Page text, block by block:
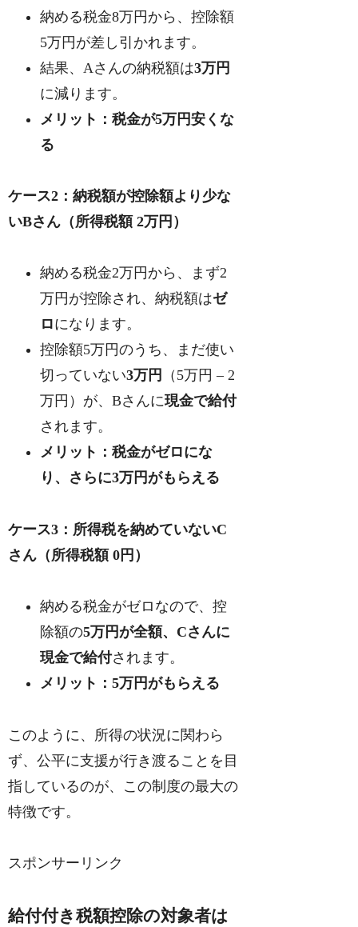
納める税金8万円から、控除額
5万円が差し引かれます。
結果、Aさんの納税額は3万円
に減ります。
メリット：税金が5万円安くな
る
ケース2：納税額が控除額より少な
いBさん（所得税額 2万円）
納める税金2万円から、まず2
万円が控除され、納税額はゼ
ロになります。
控除額5万円のうち、まだ使い
切っていない3万円
（5万円 – 2
万円）が、Bさんに現金で給付
されます。
メリット：税金がゼロにな
り、さらに3万円がもらえる
ケース3：所得税を納めていないC
さん（所得税額 0円）
納める税金がゼロなので、控
除額の5万円が全額、Cさんに
現金で給付されます。
メリット：5万円がもらえる
このように、所得の状況に関わら
ず、公平に支援が行き渡ることを目
指しているのが、この制度の最大の
特徴です。
スポンサーリンク
給付付き税額控除の対象者は